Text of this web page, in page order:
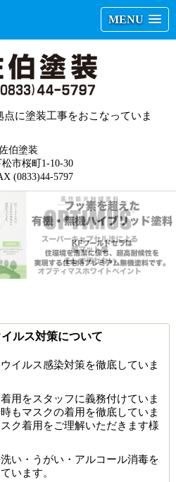
MENU
に塗装工事をおこなっていま
伯塗装
市桜町1-10-30
(0833)44-5797
ルス対策について
イルス感染対策を徹底していま
用をスタッフに義務付けていま
もマスクの着用を徹底していま
ク着用をご理解いただきます様
い・うがい・アルコール消毒を
います。